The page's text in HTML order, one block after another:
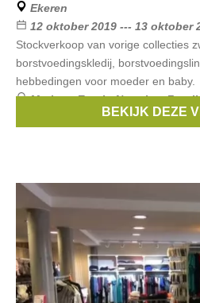
Ekeren
12 oktober 2019 --- 13 oktober
Stockverkoop van vorige collecties
borstvoedingskledij,
hebbedingen voor moeder en baby.
Merken:Esprit,Noppies,
BEKIJK DEZE